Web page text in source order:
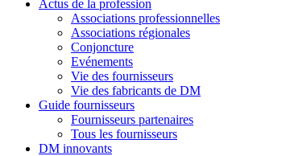
Actus de la profession
Associations professionnelles
Associations régionales
Conjoncture
Evénements
Vie des fournisseurs
Vie des fabricants de DM
Guide fournisseurs
Fournisseurs partenaires
Tous les fournisseurs
DM innovants